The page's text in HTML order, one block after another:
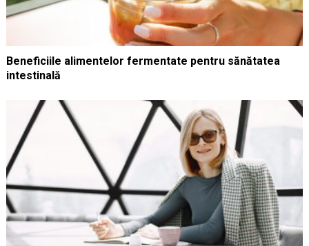
Beneficiile alimentelor fermentate pentru sănătatea
intestinală